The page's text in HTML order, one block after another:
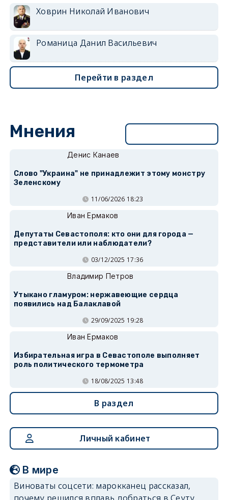
Ховрин Николай Иванович
Романица Данил Васильевич
Перейти в раздел
Мнения
Денис Канаев
Слово "Украина" не принадлежит этому монстру
Зеленскому
11/06/2026 18:23
Иван Ермаков
Депутаты Севастополя: кто они для города —
представители или наблюдатели?
03/12/2025 17:36
Владимир Петров
Утыкано гламуром: нержавеющие сердца
появились над Балаклавой
29/09/2025 19:28
Иван Ермаков
Избирательная игра в Севастополе выполняет
роль политического термометра
18/08/2025 13:48
В раздел
Личный кабинет
В мире
Виноваты соцсети: марокканец рассказал,